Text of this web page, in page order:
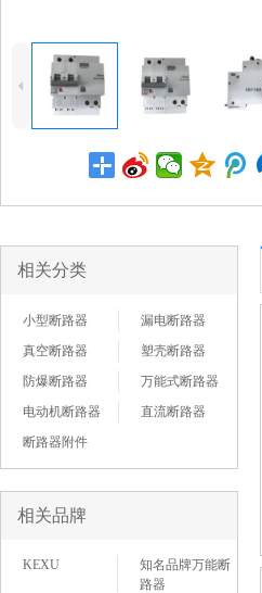
4
相关分类
小型断路器
漏电断路器
真空断路器
塑壳断路器
防爆断路器
万能式断路器
电动机断路器
直流断路器
断路器附件
相关品牌
KEXU
知名品牌万能断
路器